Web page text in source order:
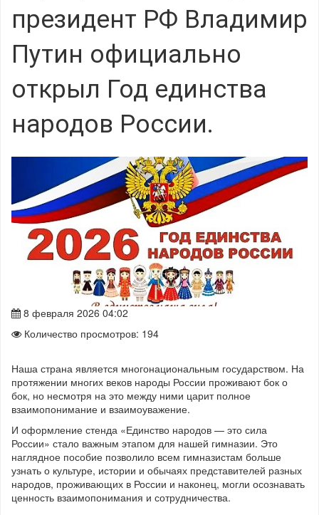
президент РФ Владимир
Путин официально
открыл Год единства
народов России.
8 февраля 2026 04:02
Количество просмотров: 194
Наша страна является многонациональным государством. На
протяжении многих веков народы России проживают бок о
бок, но несмотря на это между ними царит полное
взаимопонимание и взаимоуважение.
И оформление стенда «Единство народов — это сила
России» стало важным этапом для нашей гимназии. Это
наглядное пособие позволило всем гимназистам больше
узнать о культуре, истории и обычаях представителей разных
народов, проживающих в России и наконец, могли осознавать
ценность взаимопонимания и сотрудничества.